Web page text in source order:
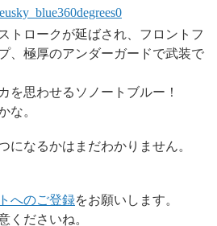
トロークが延ばされ、フロントフ
、極厚のアンダーガードで武装で
を思わせるソノートブルー！
な。
になるかはまだわかりません。
へのご登録をお願いします。
くださいね。